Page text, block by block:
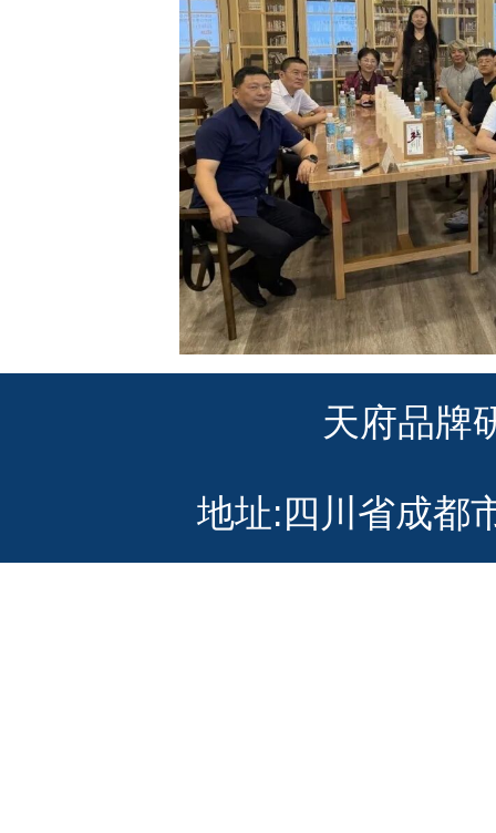
天府品牌
地址:四川省成都